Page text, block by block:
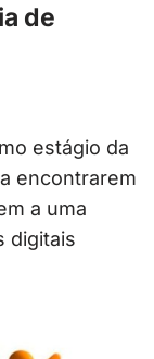
de
estágio da
encontrarem
a uma
digitais